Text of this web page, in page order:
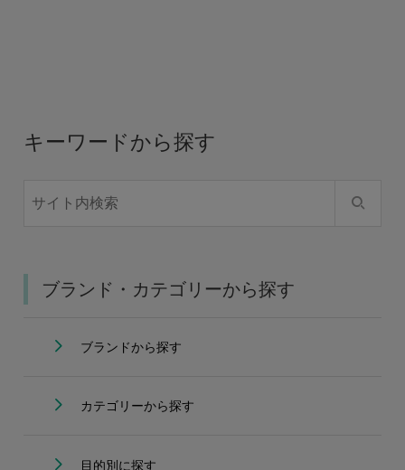
キーワードから探す
ブランド・カテゴリーから探す
ブランドから探す
カテゴリーから探す
目的別に探す